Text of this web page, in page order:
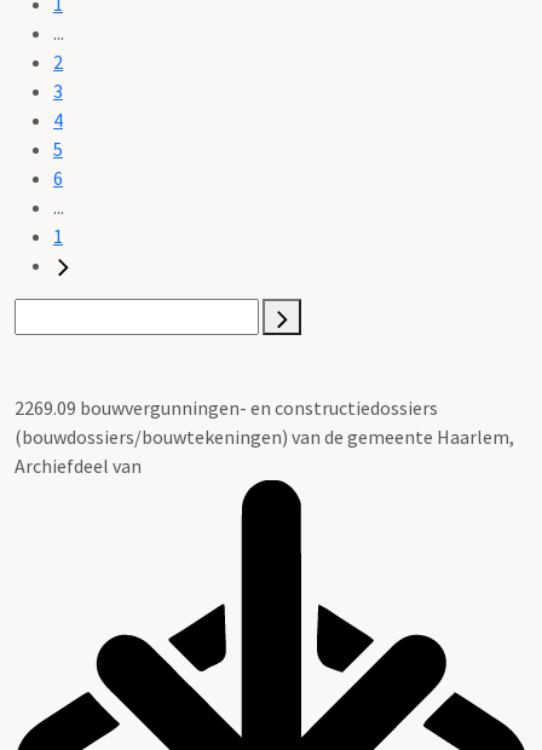
...
2
3
4
5
6
...
1
2269.09 bouwvergunningen- en constructiedossiers
(bouwdossiers/bouwtekeningen) van de gemeente Haarlem,
Archiefdeel van